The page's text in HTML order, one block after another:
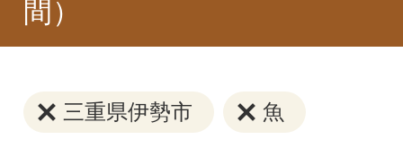
間）
三重県伊勢市 魚